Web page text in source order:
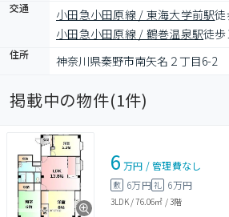
交通 小田急小田原線 / 東海大学前駅徒
小田急小田原線 / 鶴巻温泉駅徒歩
住所 神奈川県秦野市南矢名２丁目6-2
掲載中の物件(1件)
6 万円 /管理費なし
敷 6万円礼 6万円
3LDK/76.06㎡ /3階